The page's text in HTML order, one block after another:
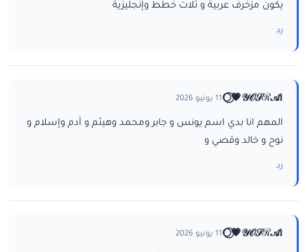
يكون مزخرف عربية و تلات خطط وإنجليزية
رد
ا𝒴𝒪𝒮ℛ𝒜💗⃝🌕 11 يونيو 2026
المهم انا بدي اسم يونس و جابر ومحمد وهيثم و آدم وإسلام و
نوح و خالد وقصي و
رد
ا𝒴𝒪𝒮ℛ𝒜💗⃝🌕 11 يونيو 2026